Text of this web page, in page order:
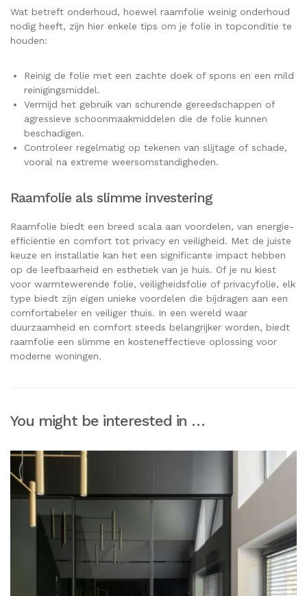
Wat betreft onderhoud, hoewel raamfolie weinig onderhoud
nodig heeft, zijn hier enkele tips om je folie in topconditie te
houden:
Reinig de folie met een zachte doek of spons en een mild
reinigingsmiddel.
Vermijd het gebruik van schurende gereedschappen of
agressieve schoonmaakmiddelen die de folie kunnen
beschadigen.
Controleer regelmatig op tekenen van slijtage of schade,
vooral na extreme weersomstandigheden.
Raamfolie als slimme investering
Raamfolie biedt een breed scala aan voordelen, van energie-
efficiëntie en comfort tot privacy en veiligheid. Met de juiste
keuze en installatie kan het een significante impact hebben
op de leefbaarheid en esthetiek van je huis. Of je nu kiest
voor warmtewerende folie, veiligheidsfolie of privacyfolie, elk
type biedt zijn eigen unieke voordelen die bijdragen aan een
comfortabeler en veiliger thuis. In een wereld waar
duurzaamheid en comfort steeds belangrijker worden, biedt
raamfolie een slimme en kosteneffectieve oplossing voor
moderne woningen.
You might be interested in …